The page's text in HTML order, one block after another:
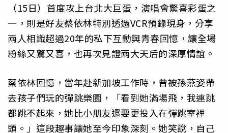
（15日）首度攻上台北大巨蛋，演唱會驚喜彩蛋之
一，則是好友蔡依林特別透過VCR預錄現身，分享
兩人相識超過20年的私下互動與青春回憶，讓全場
粉絲又驚又喜，也再次見證兩大天后的深厚情誼。
蔡依林回憶，當年赴新加坡工作時，曾被孫燕姿帶
去孩子們玩的彈跳樂園，「看到她滿場飛，我連跳
都跳不起來，她比小朋友還要更投入在彈跳室裡
頭。」這段趣事讓她至今印象深刻。她笑說，自己